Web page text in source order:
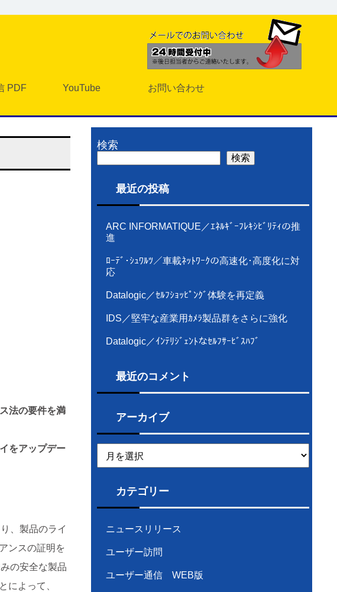
PDF YouTube お問い合わせ
法の要件を満
をアップデー
、製品のライ
ンスの証明を
の安全な製品
によって、
検索
検索
最近の投稿
ARC INFORMATIQUE／ｴﾈﾙｷﾞｰﾌﾚｷｼﾋﾞﾘﾃｨの推
進
ﾛｰﾃﾞ･ｼｭﾜﾙﾂ／車載ﾈｯﾄﾜｰｸの高速化･高度化に対
応
Datalogic／ｾﾙﾌｼｮｯﾋﾟﾝｸﾞ体験を再定義
IDS／堅牢な産業用ｶﾒﾗ製品群をさらに強化
Datalogic／ｲﾝﾃﾘｼﾞｪﾝﾄなｾﾙﾌｻｰﾋﾞｽﾊﾌﾞ
最近のコメント
アーカイブ
カ
カテゴリー
ニュースリリース
ユーザー訪問
ユーザー通信 WEB版